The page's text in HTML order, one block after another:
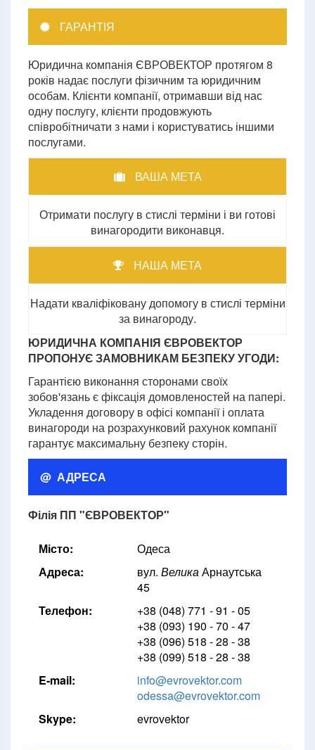
ГАРАНТІЯ
Юридична компанія ЄВРОВЕКТОР протягом 8
років надає послуги фізичним та юридичним
особам. Клієнти компанії, отримавши від нас
одну послугу, клієнти продовжують
співробітничати з нами і користуватись іншими
послугами.
ВАША МЕТА
Отримати послугу в стислі терміни і ви готові
винагородити виконавця.
НАША МЕТА
Надати кваліфіковану допомогу в стислі терміни
за винагороду.
ЮРИДИЧНА КОМПАНІЯ ЄВРОВЕКТОР
ПРОПОНУЄ ЗАМОВНИКАМ БЕЗПЕКУ УГОДИ:
Гарантією виконання сторонами своїх
зобов'язань є фіксація домовленостей на папері.
Укладення договору в офісі компанії і оплата
винагороди на розрахунковий рахунок компанії
гарантує максимальну безпеку сторін.
@ АДРЕСА
Філія ПП "ЄВРОВЕКТОР"
Місто:
Одеса
Адреса:
вул. ВеликаАрнаутська
45
Телефон:
+38 (048) 771 - 91 - 05
+38 (093) 190 - 70 - 47
+38 (096) 518 - 28 - 38
+38 (099) 518 - 28 - 38
E-mail:
info@evrovektor.com
odessa@evrovektor.com
Skype:
evrovektor